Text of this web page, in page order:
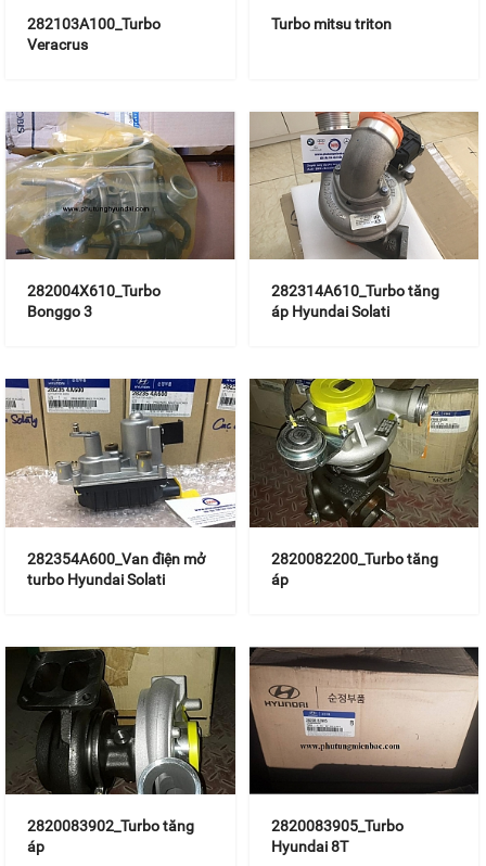
282103A100_Turbo
Veracrus
Turbo mitsu triton
282004X610_Turbo
Bonggo 3
282314A610_Turbo tăng
áp Hyundai Solati
282354A600_Van điện mở
turbo Hyundai Solati
2820082200_Turbo tăng
áp
2820083902_Turbo tăng
áp
2820083905_Turbo
Hyundai 8T